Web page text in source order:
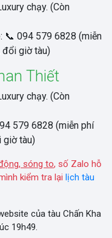
chạy. (Còn
📞 094 579 6828 (miễn
đổi giờ tàu)
Thiết
chạy. (Còn
579 6828 (miễn phí
giờ tàu)
sóng to, số Zalo hỗ
kiểm tra lại lịch tàu
của tàu Chấn Kha
19h49.